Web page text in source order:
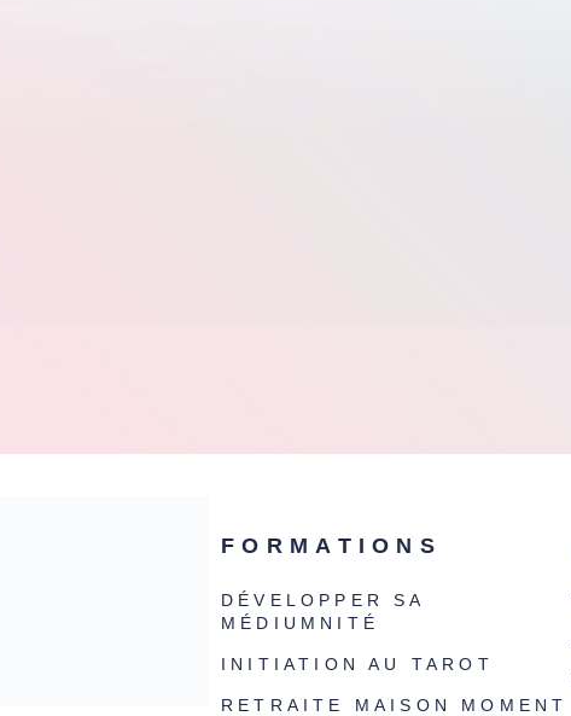
FORMATIONS
DÉVELOPPER SA
MÉDIUMNITÉ
INITIATION AU TAROT
RETRAITE MAISON MOMENT